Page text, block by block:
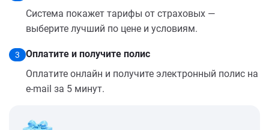
Система покажет тарифы от страховых —
выберите лучший по цене и условиям.
3
Оплатите и получите полис
Оплатите онлайн и получите электронный полис на
e-mail за 5 минут.